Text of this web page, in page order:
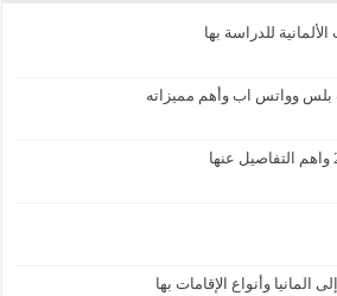
للدراسة بها
بلس وواتس اب وأهم مميزاته
وأنواع الإقامات بها